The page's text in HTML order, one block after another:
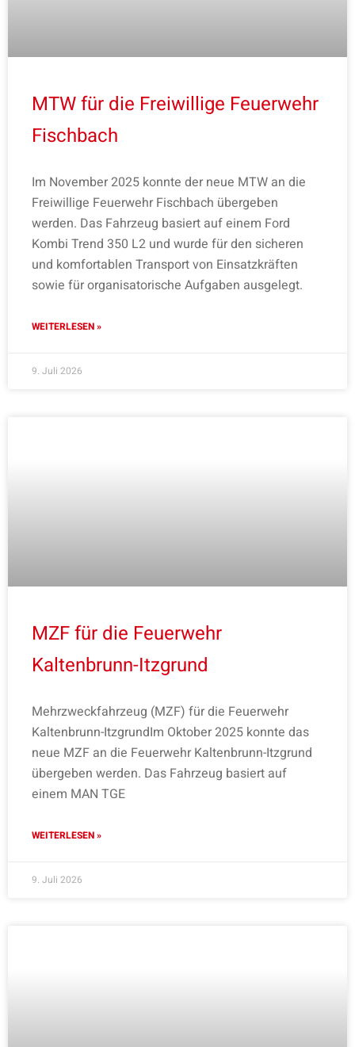
MTW für die Freiwillige Feuerwehr
Fischbach
Im November 2025 konnte der neue MTW an die
Freiwillige Feuerwehr Fischbach übergeben
werden. Das Fahrzeug basiert auf einem Ford
Kombi Trend 350 L2 und wurde für den sicheren
und komfortablen Transport von Einsatzkräften
sowie für organisatorische Aufgaben ausgelegt.
WEITERLESEN »
9. Juli 2026
MZF für die Feuerwehr
Kaltenbrunn-Itzgrund
Mehrzweckfahrzeug (MZF) für die Feuerwehr
Kaltenbrunn-ItzgrundIm Oktober 2025 konnte das
neue MZF an die Feuerwehr Kaltenbrunn-Itzgrund
übergeben werden. Das Fahrzeug basiert auf
einem MAN TGE
WEITERLESEN »
9. Juli 2026